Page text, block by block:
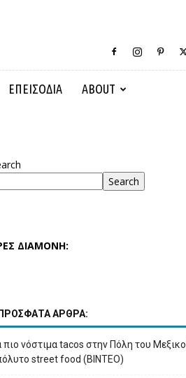
ΕΠΕΙΣΟΔΙΑ ABOUT
Search
ΔΙΑΜΟΝΗ:
ΠΡΟΣΦΑΤΑ ΑΡΘΡΑ:
πιο νόστιμα tacos στην Πόλη του
street food (ΒΙΝΤΕΟ)